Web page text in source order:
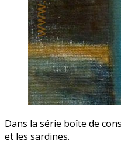
Dans la série boîte de
et les sardines.